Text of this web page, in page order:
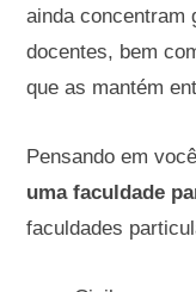
ainda concentram
docentes, bem
que as mantém
Pensando em
uma faculdade
faculdades